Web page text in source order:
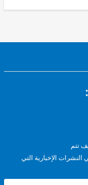
التي